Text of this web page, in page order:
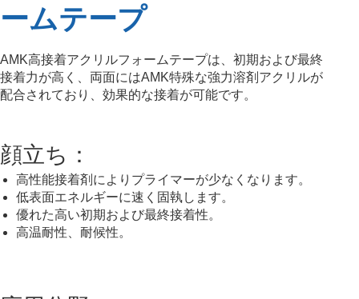
ームテープ
AMK高接着アクリルフォームテープは、初期および最終
接着力が高く、両面にはAMK特殊な強力溶剤アクリルが
配合されており、効果的な接着が可能です。
顔立ち：
高性能接着剤によりプライマーが少なくなります。
低表面エネルギーに速く固執します。
優れた高い初期および最終接着性。
高温耐性、耐候性。